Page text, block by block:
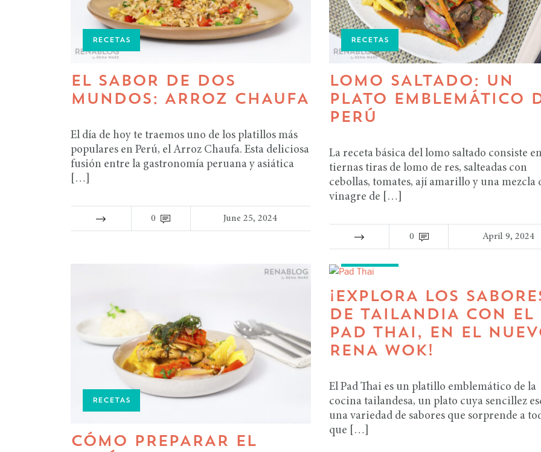
RECETAS
EL SABOR DE DOS
MUNDOS: ARROZ CHAUFA
El día de hoy te traemos uno de los platillos más
populares en Perú, el Arroz Chaufa. Esta deliciosa
fusión entre la gastronomía peruana y asiática
[…]
0 June 25, 2024
RECETAS
LOMO SALTADO: UN
PLATO EMBLEMÁTICO
PERÚ
La receta básica del lomo saltado consiste en
tiernas tiras de lomo de res, salteadas con
cebollas, tomates, ají amarillo y una mezcla
vinagre de […]
0 April 9, 2024
RECETAS
CÓMO PREPARAR EL
¡EXPLORA LOS
DE TAILANDIA CON EL
PAD THAI, EN EL
RENA WOK!
El Pad Thai es un platillo emblemático de la
cocina tailandesa, un plato cuya sencillez
una variedad de sabores que sorprende a
que […]